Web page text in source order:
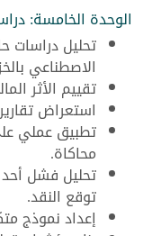
الوحدة الخامسة:
تحليل دراسات
الاصطناعي
تقييم الأثر
استعراض
تطبيق عملي
محاكاة.
تحليل فشل
توقع النقد.
إعداد نموذج